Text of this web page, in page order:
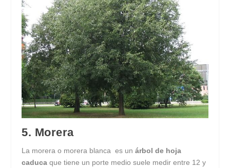
5. Morera
La morera o morera blanca es un árbol de hoja
caduca que tiene un porte medio suele medir entre 12 y